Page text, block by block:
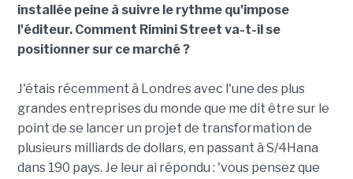
installée peine à suivre le rythme qu'impose
l'éditeur. Comment Rimini Street va-t-il se
positionner sur ce marché ?
J'étais récemment à Londres avec l'une des plus
grandes entreprises du monde que me dit être sur le
point de se lancer un projet de transformation de
plusieurs milliards de dollars, en passant à S/4Hana
dans 190 pays. Je leur ai répondu : 'vous pensez que